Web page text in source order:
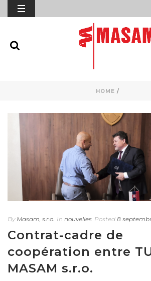
HOME /
By Masam, s.r.o. In nouvelles Posted 8
Contrat-cadre de
coopération entre
MASAM s.r.o.